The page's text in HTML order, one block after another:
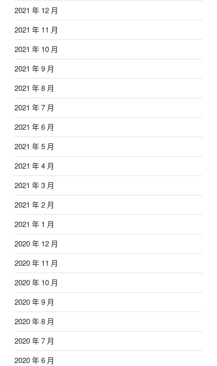
2021 年 12 月
2021 年 11 月
2021 年 10 月
2021 年 9 月
2021 年 8 月
2021 年 7 月
2021 年 6 月
2021 年 5 月
2021 年 4 月
2021 年 3 月
2021 年 2 月
2021 年 1 月
2020 年 12 月
2020 年 11 月
2020 年 10 月
2020 年 9 月
2020 年 8 月
2020 年 7 月
2020 年 6 月